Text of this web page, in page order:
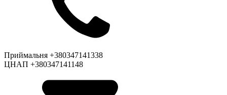
Приймальня +380347141338
ЦНАП +380347141148